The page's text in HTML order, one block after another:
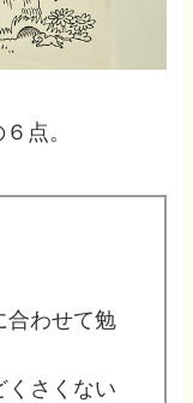
点。
わせて勉
さくない